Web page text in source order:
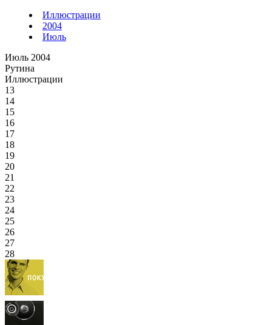
Иллюстрации
2004
Июль
Июль 2004
Рутина
Иллюстрации
13
14
15
16
17
18
19
20
21
22
23
24
25
26
27
28